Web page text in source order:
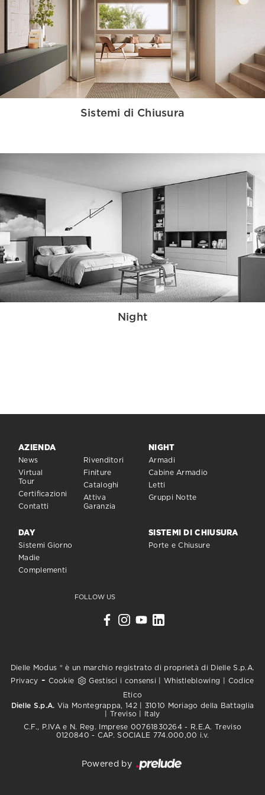
Sistemi di Chiusura
Night
AZIENDA
News
Virtual
Tour
Certificazioni
Contatti
Rivenditori
Finiture
Cataloghi
Attiva
Garanzia
NIGHT
Armadi
Cabine Armadio
Letti
Gruppi Notte
DAY
Sistemi Giorno
Madie
Complementi
SISTEMI DI CHIUSURA
Porte e Chiusure
FOLLOW US
Dielle Modus ® è un marchio registrato di proprietà di Dielle S.p.A.
Privacy - Cookie Gestisci i consensi Whistleblowing
Codice
Etico
Dielle S.p.A. Via Montegrappa, 142 | 31010 Moriago della Battaglia
| Treviso | Italy
C.F., P.IVA e N. Reg. Imprese 00761830264 - R.E.A. Treviso
0120840 - CAP. SOCIALE 774.000,00 i.v.
Powered by